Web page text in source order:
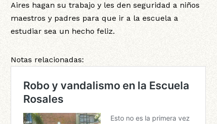
Aires hagan su trabajo y les den seguridad a niños
maestros y padres para que ir a la escuela a
estudiar sea un hecho feliz.
Notas relacionadas: